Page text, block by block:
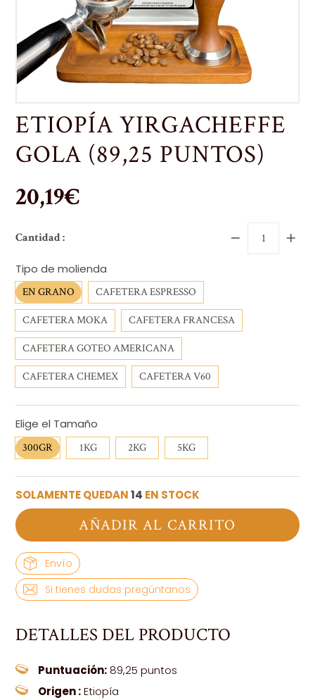
ETIOPÍA YIRGACHEFFE
GOLA (89,25 PUNTOS)
Precio
habitual
20,19€
Cantidad :
Tipo de molienda
EN GRANO CAFETERA ESPRESSO
CAFETERA MOKA CAFETERA FRANCESA
CAFETERA GOTEO AMERICANA
CAFETERA CHEMEX CAFETERA V60
Elige el Tamaño
300GR 1KG 2KG 5KG
SOLAMENTE QUEDAN14 EN STOCK
AÑADIR AL CARRITO
Envío
Si tienes dudas pregúntanos
DETALLES DEL PRODUCTO
Puntuación: 89,25 puntos
Origen:Etiopía